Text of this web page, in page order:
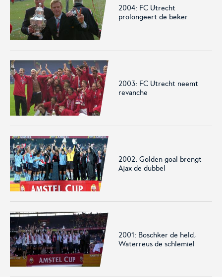
2004: FC Utrecht
prolongeert de beker
2003: FC Utrecht neemt
revanche
2002: Golden goal brengt
Ajax de dubbel
2001: Boschker de held,
Waterreus de schlemiel